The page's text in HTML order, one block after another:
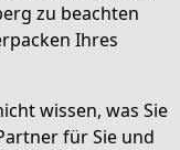
zu beachten
Ihres
wissen, was Sie
für Sie und